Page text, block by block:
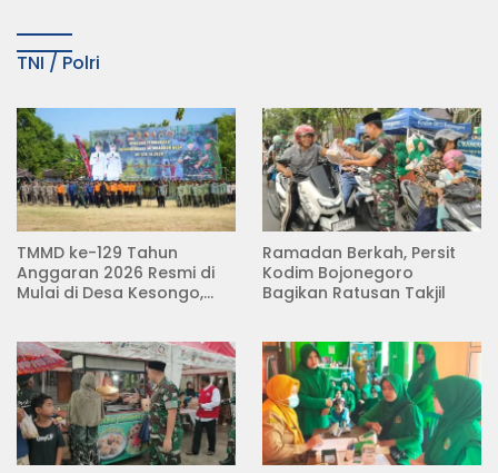
TNI / Polri
TMMD ke-129 Tahun
Anggaran 2026 Resmi di
Mulai di Desa Kesongo,
Ramadan Berkah, Persit
Kodim Bojonegoro
Bagikan Ratusan Takjil